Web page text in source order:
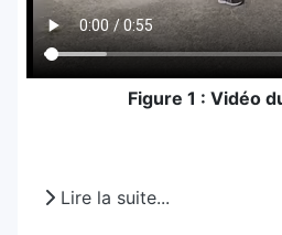
Figure 1 : Vidéo
Lire la suite...